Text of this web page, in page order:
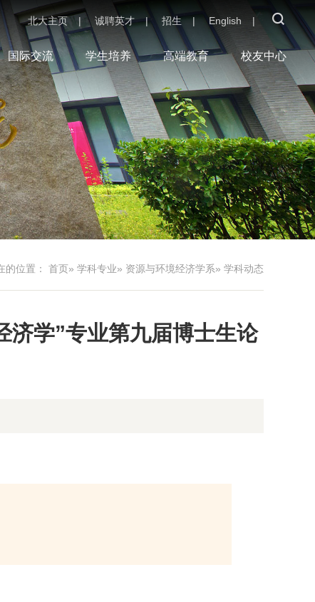
北大主页 | 诚聘英才 | 招生 | English |
国际交流 学生培养 高端教育 校友中心
的位置： 首页» 学科专业» 资源与环境经济学系» 学科动态
济学”专业第九届博士生论